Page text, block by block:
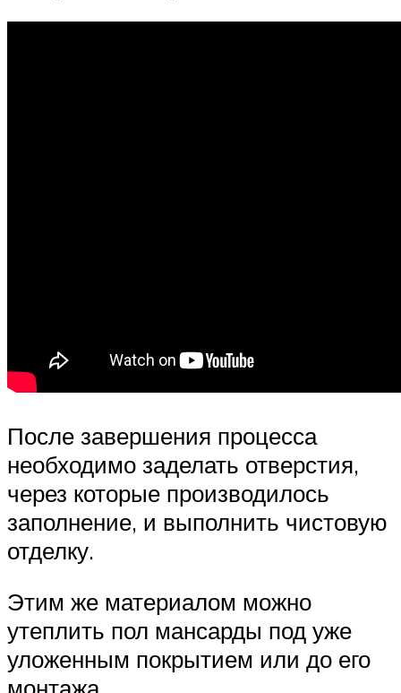
После завершения процесса
необходимо заделать отверстия,
через которые производилось
заполнение, и выполнить чистовую
отделку.
Этим же материалом можно
утеплить пол мансарды под уже
уложенным покрытием или до его